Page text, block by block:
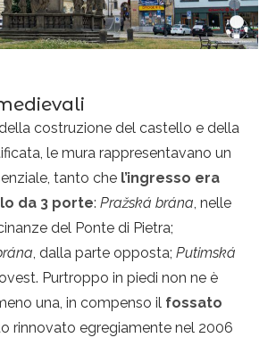
costruzione del castello e della
le mura rappresentavano un
tanto che l’ingresso era
da 3 porte: Pražská brána , nelle
del Ponte di Pietra;
, dalla parte opposta; Putimská
ovest. Purtroppo in piedi non ne è
una, in compenso il fossato
rinnovato egregiamente nel 2006